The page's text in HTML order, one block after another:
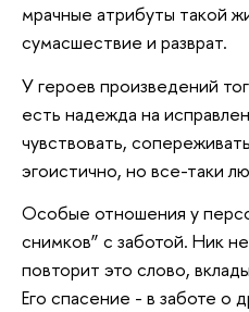
мрачные атрибуты такой
сумасшествие и разврат.
У героев произведений
есть надежда на
чувствовать,
эгоистично, но все-таки
Особые отношения у
снимков” с заботой. Ник
повторит это слово,
Его спасение - в заботе о